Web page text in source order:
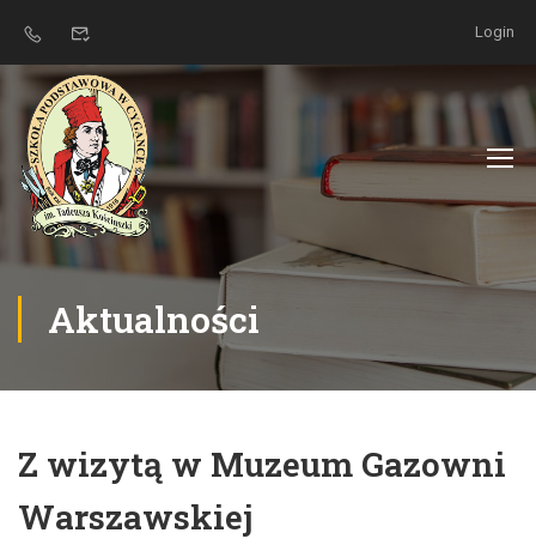
Login
Aktualności
Z wizytą w Muzeum Gazowni
Warszawskiej